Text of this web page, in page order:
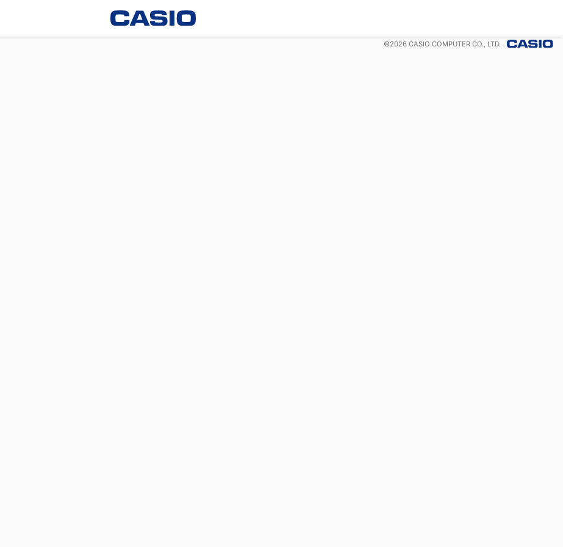
©2026 CASIO COMPUTER CO., LTD.